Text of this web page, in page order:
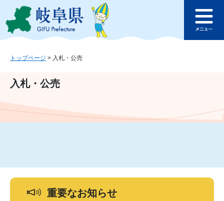
ジ
ュ
文
このページの本文へ
ュ
トップページ > 入札・公売
入札・公売
重要なお知らせ